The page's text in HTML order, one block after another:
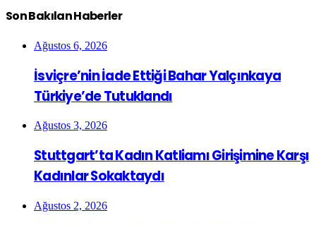
Son Bakılan Haberler
Ağustos 6, 2026
İsviçre’nin İade Ettiği Bahar Yalçınkaya
Türkiye’de Tutuklandı
Ağustos 3, 2026
Stuttgart’ta Kadın Katliamı Girişimine Karşı
Kadınlar Sokaktaydı
Ağustos 2, 2026